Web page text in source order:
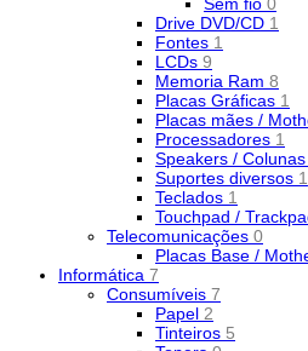
Drive DVD/CD 1
Fontes 1
LCDs 9
Memoria Ram 8
Placas Gráficas 1
Placas mães /
Processadores 1
Speakers / Colunas
Suportes diversos 1
Teclados 1
Touchpad /
Telecomunicações 0
Placas Base /
Informática 7
Consumíveis 7
Papel 2
Tinteiros 5